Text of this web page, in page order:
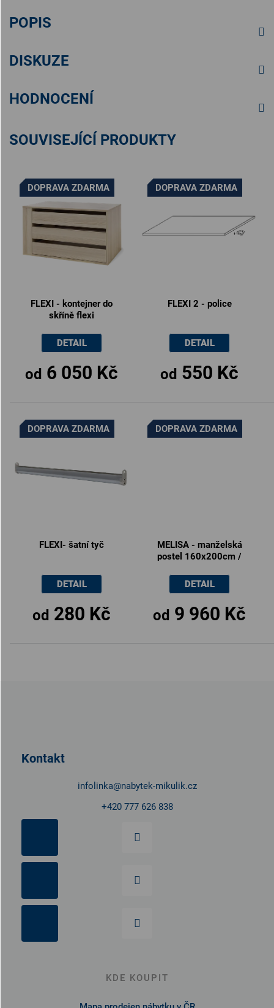
POPIS
DISKUZE
HODNOCENÍ
SOUVISEJÍCÍ PRODUKTY
DOPRAVA ZDARMA
FLEXI - kontejner do
skříně flexi
od 6 050 Kč
DETAIL
DOPRAVA ZDARMA
FLEXI 2 - police
od 550 Kč
DETAIL
DOPRAVA ZDARMA
FLEXI- šatní tyč
od 280 Kč
DETAIL
DOPRAVA ZDARMA
MELISA - manželská
postel 160x200cm /
od 9 960 Kč
DETAIL
Kontakt
infolinka@nabytek-mikulik.cz
+420 777 626 838
KDE KOUPIT